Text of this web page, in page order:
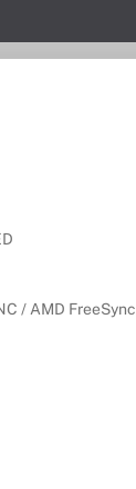
/ AMD FreeSync